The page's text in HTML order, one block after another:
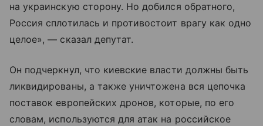
на украинскую сторону. Но добился обратного,
Россия сплотилась и противостоит врагу как одно
целое», — сказал депутат.
Он подчеркнул, что киевские власти должны быть
ликвидированы, а также уничтожена вся цепочка
поставок европейских дронов, которые, по его
словам, используются для атак на российское